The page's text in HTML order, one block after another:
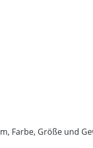
Farbe, Größe und